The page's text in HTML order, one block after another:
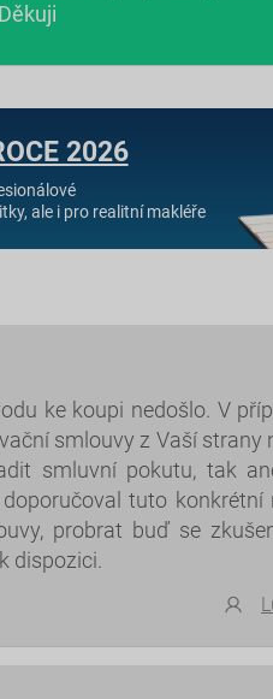
2026
ale i pro realitní makléře
ke koupi nedošlo. V
smlouvy z Vaší strany
smluvní pokutu, tak
tuto konkrétní
probrat buď se
dispozici.